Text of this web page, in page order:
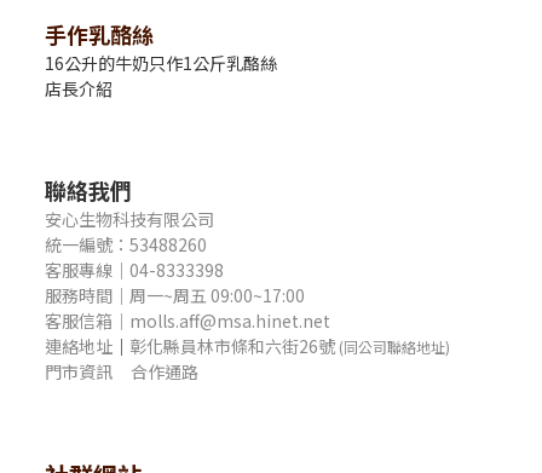
手作乳酪絲
16公升的牛奶只作1公斤乳酪絲
店長介紹
聯絡我們
安心生物科技有限公司
統一編號：53488260
客服專線｜04-8333398
服務時間｜周一~周五 09:00~17:00
客服信箱｜molls.aff@msa.hinet.net
連絡地址 ｜ 彰化縣員林市條和六街26號 (同公司聯絡地址)
門市資訊 合作通路